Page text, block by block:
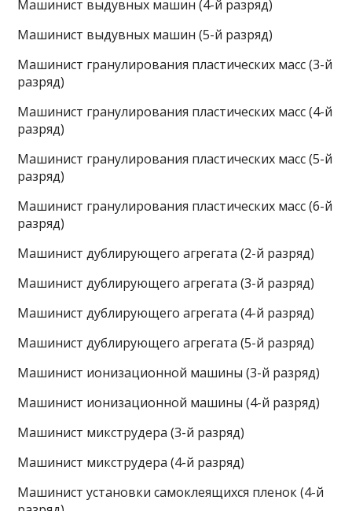
Машинист выдувных машин (4-й разряд)
Машинист выдувных машин (5-й разряд)
Машинист гранулирования пластических масс (3-й
разряд)
Машинист гранулирования пластических масс (4-й
разряд)
Машинист гранулирования пластических масс (5-й
разряд)
Машинист гранулирования пластических масс (6-й
разряд)
Машинист дублирующего агрегата (2-й разряд)
Машинист дублирующего агрегата (3-й разряд)
Машинист дублирующего агрегата (4-й разряд)
Машинист дублирующего агрегата (5-й разряд)
Машинист ионизационной машины (3-й разряд)
Машинист ионизационной машины (4-й разряд)
Машинист микструдера (3-й разряд)
Машинист микструдера (4-й разряд)
Машинист установки самоклеящихся пленок (4-й